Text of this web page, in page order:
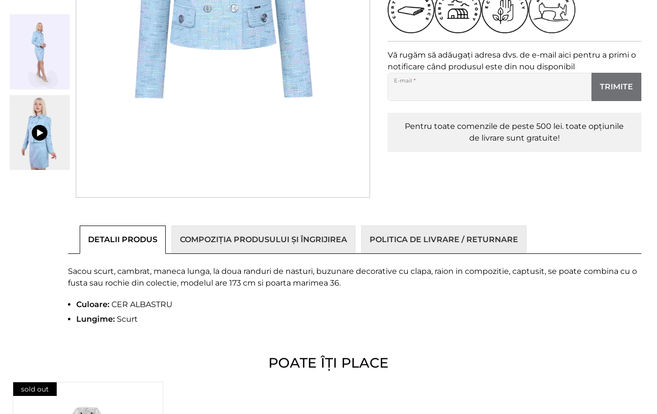
Vă rugăm să adăugați adresa dvs. de e-mail aici pentru a primi o
notificare când produsul este din nou disponibil
E-mail *
TRIMITE
Pentru toate comenzile de peste 500 lei. toate opțiunile
de livrare sunt gratuite!
DETALII PRODUS COMPOZIȚIA PRODUSULUI ȘI ÎNGRIJIREA POLITICA DE LIVRARE / RETURNARE
Sacou scurt, cambrat, maneca lunga, la doua randuri de nasturi, buzunare decorative cu clapa, raion in compozitie, captusit, se poate combina cu o
fusta sau rochie din colectie, modelul are 173 cm si poarta marimea 36.
Culoare: CER ALBASTRU
Lungime: Scurt
POATE ÎȚI PLACE
sold out